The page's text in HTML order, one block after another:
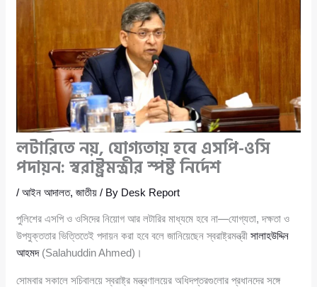
লটারিতে নয়, যোগ্যতায় হবে এসপি-ওসি
পদায়ন: স্বরাষ্ট্রমন্ত্রীর স্পষ্ট নির্দেশ
/আইন আদালত,জাতীয় / By Desk Report
পুলিশের এসপি ও ওসিদের নিয়োগ আর লটারির মাধ্যমে হবে না—যোগ্যতা, দক্ষতা ও
উপযুক্ততার ভিত্তিতেই পদায়ন করা হবে বলে জানিয়েছেন স্বরাষ্ট্রমন্ত্রীসালাহউদ্দিন
আহমদ(Salahuddin Ahmed)।
সোমবার সকালে সচিবালয়ে স্বরাষ্ট্র মন্ত্রণালয়ের অধিদপ্তরগুলোর প্রধানদের সঙ্গে